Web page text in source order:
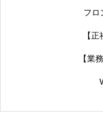
フロ
【
【業